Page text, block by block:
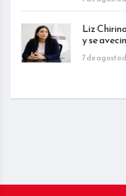
Liz
y se
7 de agosto